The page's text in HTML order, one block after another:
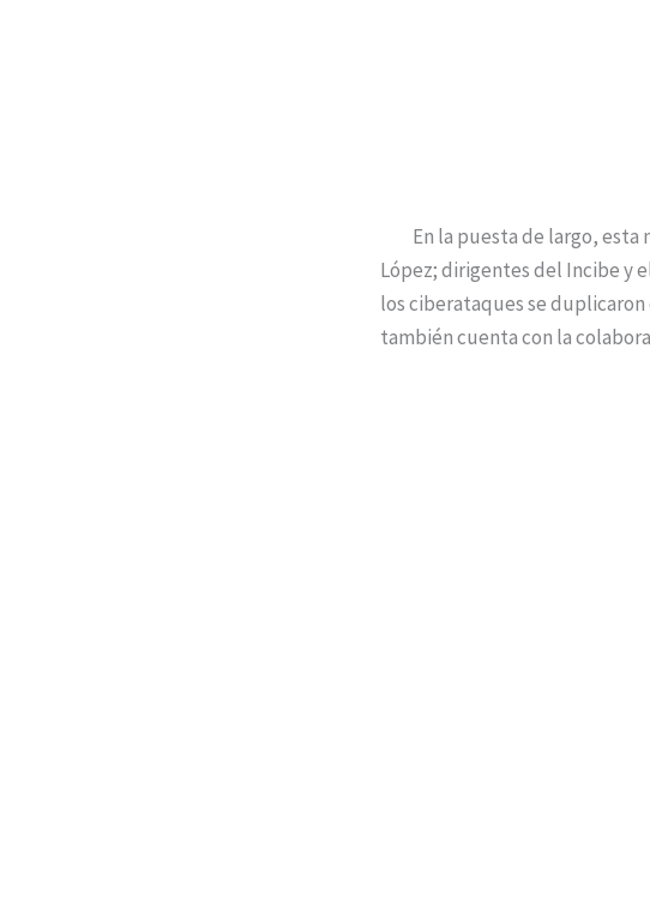
En la puesta de largo, esta
López; dirigentes del Incibe y
los ciberataques se
también cuenta con la